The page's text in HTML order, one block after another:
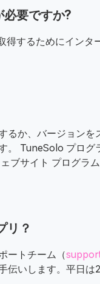
要ですか?
するためにインタ
るか、バージョンを
。 TuneSolo プログ
ブサイト プログラ
リ？
ートチーム（
伝いします。平日は